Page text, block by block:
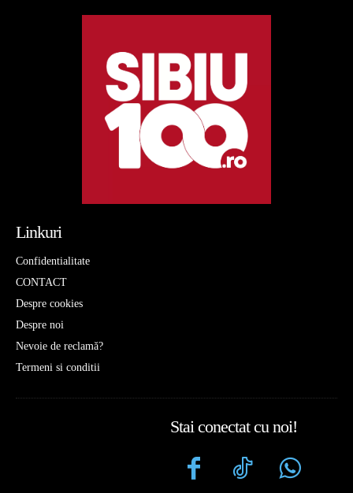
Linkuri
Confidentialitate
CONTACT
Despre cookies
Despre noi
Nevoie de reclamă?
Termeni si conditii
Stai conectat cu noi!